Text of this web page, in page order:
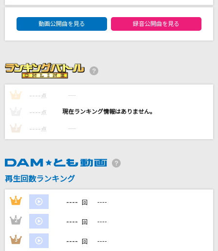
ヒトリゴト
iLiFE!
Deep in Abyss
リコ(CV:富田美憂)、レグ(CV:伊瀬茉莉也)
ゾクゾク
KANA-BOON
カラオケ最新情報をチェック！
DAM★ともボーカルエントリーランキング
動画公開曲を見る
録音公開曲を見る
1 ---- 点 ----
---- 点 ----
3 ---- 点 ----
再生回数ランキング
1 ---- 回 ----
2 ---- 回 ----
3 ---- 回 ----